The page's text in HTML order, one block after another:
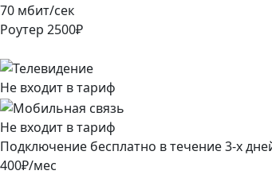
70 мбит/сек
Роутер 2500₽
Не входит в тариф
Не входит в тариф
Подключение бесплатно в течение3-х
400₽/мес